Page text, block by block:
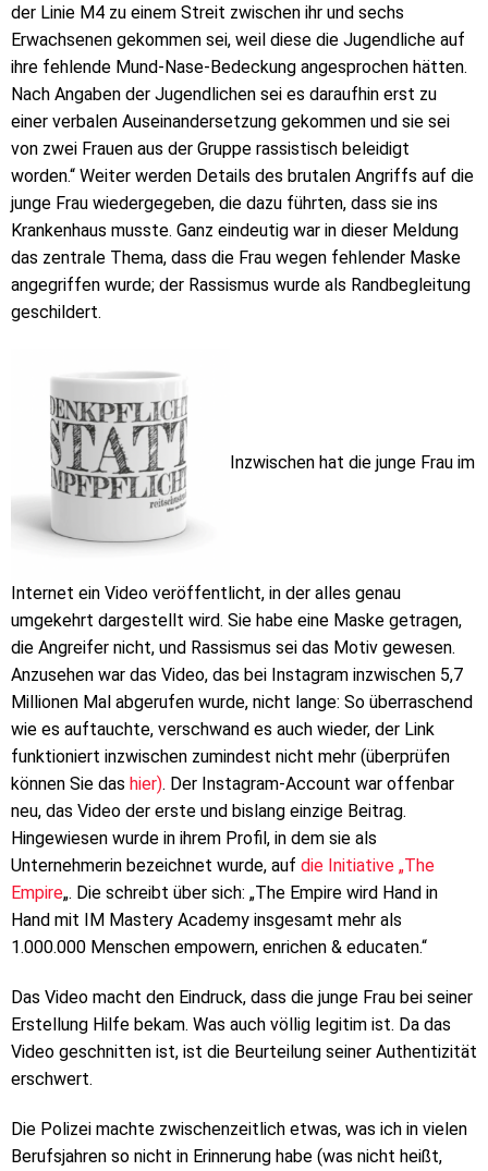
der Linie M4 zu einem Streit zwischen ihr und sechs
Erwachsenen gekommen sei, weil diese die Jugendliche auf
ihre fehlende Mund-Nase-Bedeckung angesprochen hätten.
Nach Angaben der Jugendlichen sei es daraufhin erst zu
einer verbalen Auseinandersetzung gekommen und sie sei
von zwei Frauen aus der Gruppe rassistisch beleidigt
worden.“ Weiter werden Details des brutalen Angriffs auf die
junge Frau wiedergegeben, die dazu führten, dass sie ins
Krankenhaus musste. Ganz eindeutig war in dieser Meldung
das zentrale Thema, dass die Frau wegen fehlender Maske
angegriffen wurde; der Rassismus wurde als Randbegleitung
geschildert.
Inzwischen hat die junge Frau im
Internet ein Video veröffentlicht, in der alles genau
umgekehrt dargestellt wird. Sie habe eine Maske getragen,
die Angreifer nicht, und Rassismus sei das Motiv gewesen.
Anzusehen war das Video, das bei Instagram inzwischen 5,7
Millionen Mal abgerufen wurde, nicht lange: So überraschend
wie es auftauchte, verschwand es auch wieder, der Link
funktioniert inzwischen zumindest nicht mehr (überprüfen
können Sie das hier). Der Instagram-Account war offenbar
neu, das Video der erste und bislang einzige Beitrag.
Hingewiesen wurde in ihrem Profil, in dem sie als
Unternehmerin bezeichnet wurde, auf die Initiative „The
Empire„. Die schreibt über sich: „The Empire wird Hand in
Hand mit IM Mastery Academy insgesamt mehr als
1.000.000 Menschen empowern, enrichen & educaten.“
Das Video macht den Eindruck, dass die junge Frau bei seiner
Erstellung Hilfe bekam. Was auch völlig legitim ist. Da das
Video geschnitten ist, ist die Beurteilung seiner Authentizität
erschwert.
Die Polizei machte zwischenzeitlich etwas, was ich in vielen
Berufsjahren so nicht in Erinnerung habe (was nicht heißt,